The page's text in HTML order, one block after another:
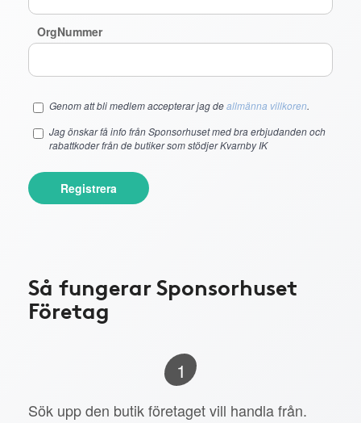
OrgNummer
Genom att bli medlem accepterar jag deallmänna villkoren.
Jag önskar få info från Sponsorhuset med bra erbjudanden och
rabattkoder från de butiker som stödjer Kvarnby IK
Registrera
Så fungerar Sponsorhuset
Företag
1
Sök upp den butik företaget vill handla från.